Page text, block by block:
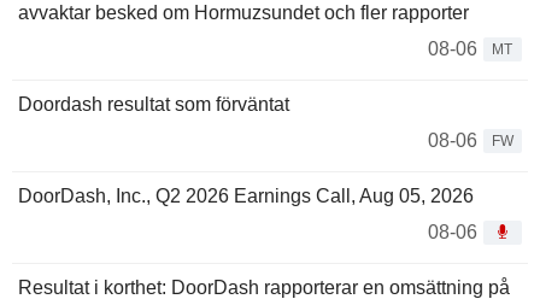
avvaktar besked om Hormuzsundet och fler rapporter
08-06
MT
Doordash resultat som förväntat
08-06
FW
DoorDash, Inc., Q2 2026 Earnings Call, Aug 05, 2026
08-06
Resultat i korthet: DoorDash rapporterar en omsättning på